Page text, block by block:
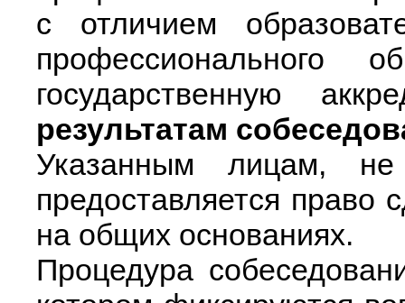
с отличием
профессионального
государственную
результатам
Указанным лицам, не
предоставляется право
на общих основаниях.
Процедура